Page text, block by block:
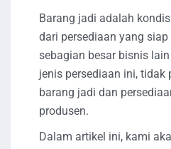
Barang jadi adalah
dari persediaan yang
sebagian besar bisnis
jenis persediaan ini, tidak
barang jadi dan
produsen.
Dalam artikel ini, kami